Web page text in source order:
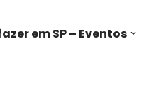
em SP – Eventos